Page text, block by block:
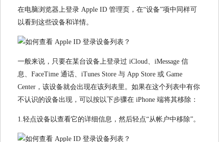
在电脑浏览器上登录 Apple ID 管理页，在“设备”项中同样可
以看到这些设备和详情。
一般来说，只要在某台设备上登录过 iCloud、iMessage 信
息、FaceTime 通话、iTunes Store 与 App Store 或 Game
Center，该设备就会出现在该列表里。如果在这个列表中有你
不认识的设备出现，可以按以下步骤在 iPhone 端将其移除：
1.轻点设备以查看它的详细信息，然后轻点“从帐户中移除”。